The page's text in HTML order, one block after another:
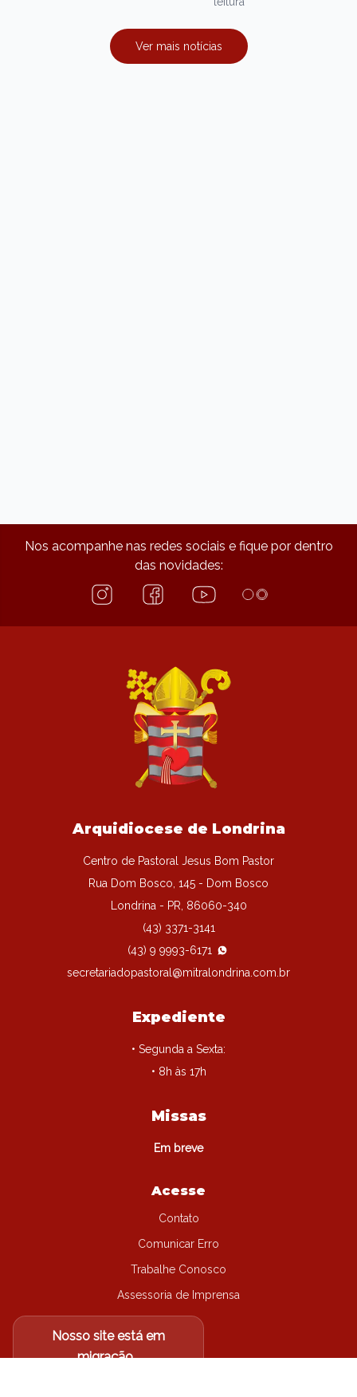
Ver mais notícias
Nos acompanhe nas redes sociais e fique por dentro
das novidades:
Arquidiocese de Londrina
Centro de Pastoral Jesus Bom Pastor
Rua Dom Bosco, 145 - Dom Bosco
Londrina - PR, 86060-340
(43) 3371-3141
(43) 9 9993-6171
secretariadopastoral@mitralondrina.com.br
Expediente
• Segunda a Sexta:
• 8h às 17h
Missas
Em breve
Acesse
Contato
Comunicar Erro
Trabalhe Conosco
Assessoria de Imprensa
Nosso site está em
migração...